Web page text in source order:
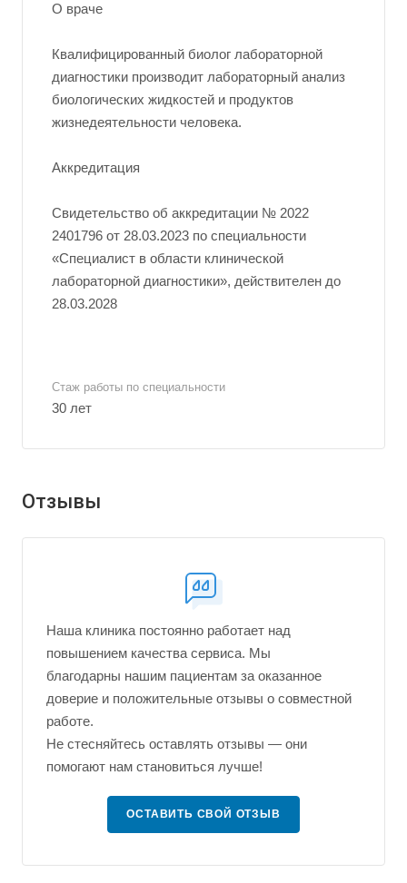
О враче
Квалифицированный биолог лабораторной
диагностики производит лабораторный анализ
биологических жидкостей и продуктов
жизнедеятельности человека.
Аккредитация
Свидетельство об аккредитации № 2022
2401796 от 28.03.2023 по специальности
«Специалист в области клинической
лабораторной диагностики», действителен до
28.03.2028
Стаж работы по специальности
30 лет
Отзывы
Наша клиника постоянно работает над
повышением качества сервиса. Мы
благодарны нашим пациентам за оказанное
доверие и положительные отзывы о совместной
работе.
Не стесняйтесь оставлять отзывы — они
помогают нам становиться лучше!
ОСТАВИТЬ СВОЙ ОТЗЫВ